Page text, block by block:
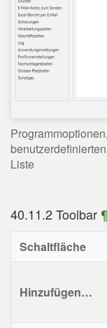
Liste
40.11.2 Toolbar ¶
Schaltfläche
Hinzufügen…